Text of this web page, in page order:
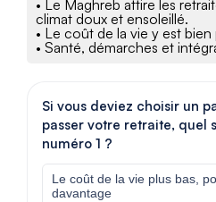
• Le Maghreb attire les
climat doux et ensoleillé.
• Le coût de la vie y est bien
• Santé, démarches et
Si vous deviez choisir un
passer votre retraite, quel
numéro 1 ?
Le coût de la vie plus bas,
davantage